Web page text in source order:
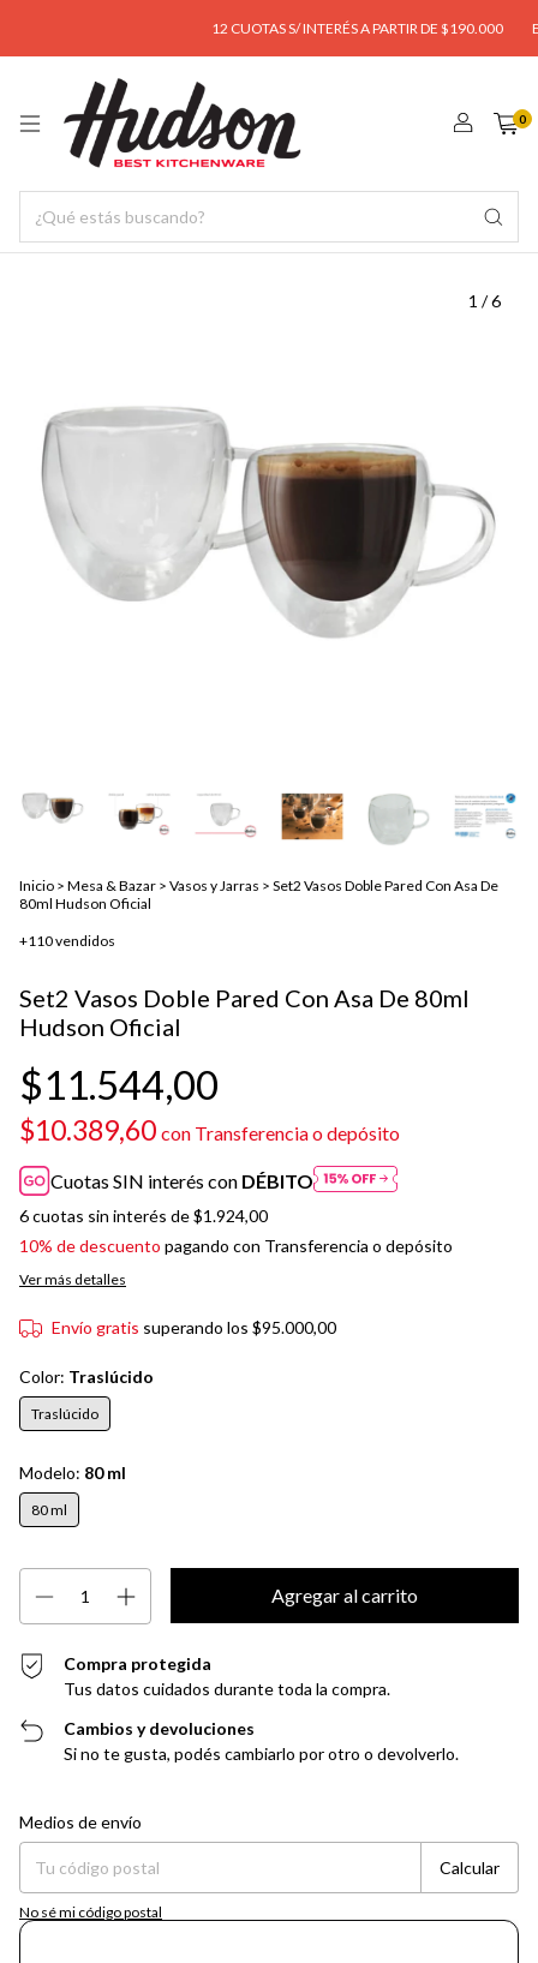
12 CUOTAS S/ INTERÉS A PARTIR DE $190.000
0
1 /6
Inicio > Mesa & Bazar > Vasos y Jarras > Set2 Vasos Doble Pared Con Asa De
80ml Hudson Oficial
+110 vendidos
Set2 Vasos Doble Pared Con Asa De 80ml
Hudson Oficial
$11.544,00
$10.389,60 con Transferencia o depósito
Cuotas SIN interés con DÉBITO
6cuotas sin interés de$1.924,00
10% de descuento pagando con Transferencia o depósito
Ver más detalles
Envío gratis superando los $95.000,00
Color: Traslúcido
Traslúcido
Modelo: 80 ml
80 ml
Compra protegida
Tus datos cuidados durante toda la compra.
Cambios y devoluciones
Si no te gusta, podés cambiarlo por otro o devolverlo.
Entregas para el CP:
Medios de envío
Calcular
No sé mi código postal